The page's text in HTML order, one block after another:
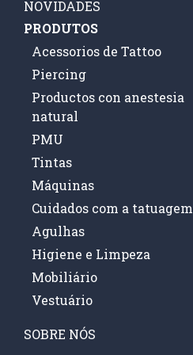
NOVIDADES
PRODUTOS
Acessorios de Tattoo
Piercing
Productos con anestesia
natural
PMU
Tintas
Máquinas
Cuidados com a tatuagem
Agulhas
Higiene e Limpeza
Mobiliário
Vestuário
SOBRE NÓS